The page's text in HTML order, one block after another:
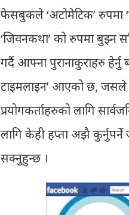
फेसबुकले ‘अटोमेटिक’ रुपमा
‘जिवनकथा’ को रुपमा बुझ्न
गर्दै आफ्ना पुरानाकुराहरु
टाइमलाइन’ आएको छ, जसले
प्रयोगकर्ताहरुको लागि
लागि केही हप्ता अझै
सक्नुहुन्छ ।